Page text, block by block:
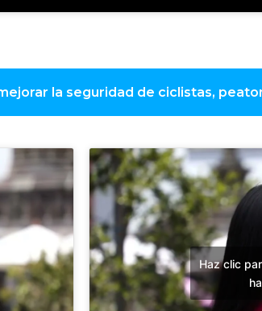
la seguridad de ciclistas,
Haz clic